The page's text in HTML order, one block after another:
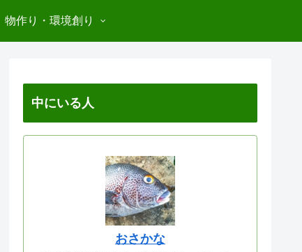
物作り・環境創り
中にいる人
おさかな